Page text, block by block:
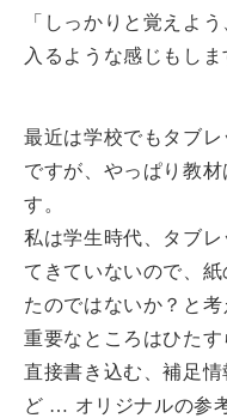
「しっかりと覚えよ
入るような感じもしま
最近は学校でもタブ
ですが、やっぱり教
す。
私は学生時代、タブ
てきていないので、
たのではないか？と考
重要なところはひた
直接書き込む、補足
ど … オリジナルの参